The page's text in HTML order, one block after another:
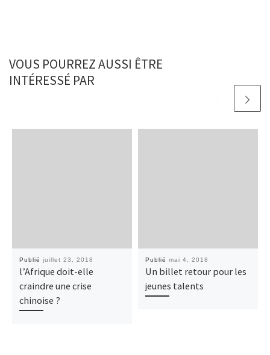
VOUS POURREZ AUSSI ÊTRE
INTÉRESSÉ PAR
Publié juillet 23, 2018
l’Afrique doit-elle
craindre une crise
chinoise ?
Publié mai 4, 2018
Un billet retour pour les
jeunes talents